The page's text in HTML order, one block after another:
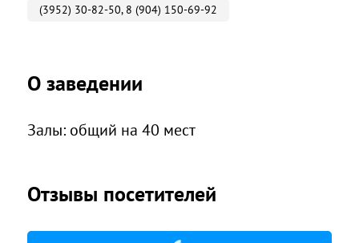
(3952) 30-82-50, 8 (904) 150-69-92
О заведении
Залы: общий на 40 мест
Отзывы посетителей